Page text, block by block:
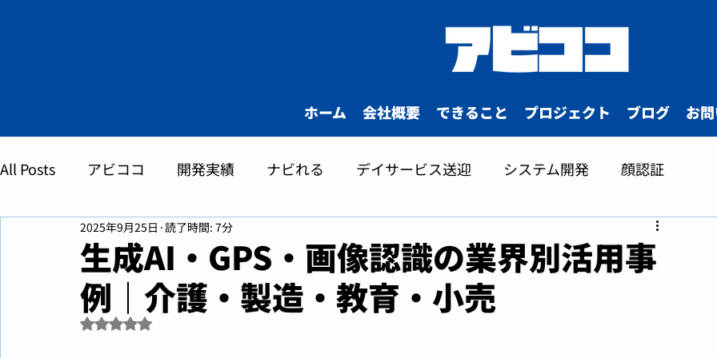
ホーム 会社概要 できること プロジェクト ブログ お
All Posts アビココ 開発実績 ナビれる デイサービス送迎 システム開発 顔認証
お役立ちコラム AI
生成AI・GPS・画像認識の業界別活用事
例｜介護・製造・教育・小売
2025年9月25日 読了時間: 7分
5つ星のうちNaNと評価されています。